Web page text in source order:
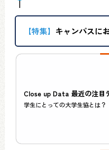
【特集】 キャンパスに
Close up Data 最近の注目
学生にとっての大学生協とは？